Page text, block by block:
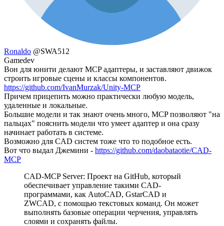
Ronaldo @SWA512
Gamedev
Вон для юнити делают MCP адаптеры, и заставляют движок
строить игровые сцены и классы компонентов.
https://github.com/IvanMurzak/Unity-MCP
Причем прицепить можно практически любую модель,
удаленные и локальные.
Большие модели и так знают очень много, MCP позволяют "на
пальцах" пояснить модели что умеет адаптер и она сразу
начинает работать в системе.
Возможно для CAD систем тоже что то подобное есть.
Вот что выдал Джемини - https://github.com/daobataotie/CAD-
MCP
CAD-MCP Server: Проект на GitHub, который
обеспечивает управление такими CAD-
программами, как AutoCAD, GstarCAD и
ZWCAD, с помощью текстовых команд. Он может
выполнять базовые операции черчения, управлять
слоями и сохранять файлы.